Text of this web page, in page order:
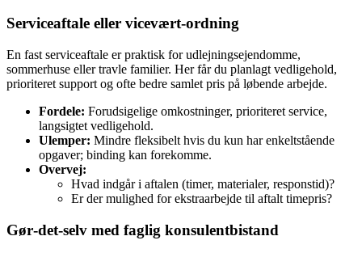
Serviceaftale eller vicevært‑ordning
En fast serviceaftale er praktisk for udlejningsejendomme,
sommerhuse eller travle familier. Her får du planlagt vedligehold,
prioriteret support og ofte bedre samlet pris på løbende arbejde.
Fordele: Forudsigelige omkostninger, prioriteret service,
langsigtet vedligehold.
Ulemper: Mindre fleksibelt hvis du kun har enkeltstående
opgaver; binding kan forekomme.
Overvej:
Hvad indgår i aftalen (timer, materialer, responstid)?
Er der mulighed for ekstraarbejde til aftalt timepris?
Gør‑det‑selv med faglig konsulentbistand